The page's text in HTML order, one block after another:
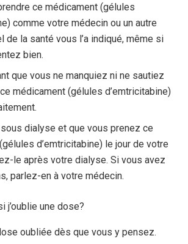
ce médicament (gélules
comme votre médecin ou un autre
de la santé vous l’a indiqué, même si
bien.
que vous ne manquiez ni ne sautiez
médicament (gélules d’emtricitabine)
dialyse et que vous prenez ce
d’emtricitabine) le jour de votre
le après votre dialyse. Si vous avez
parlez-en à votre médecin.
j’oublie une dose?
oubliée dès que vous y pensez.